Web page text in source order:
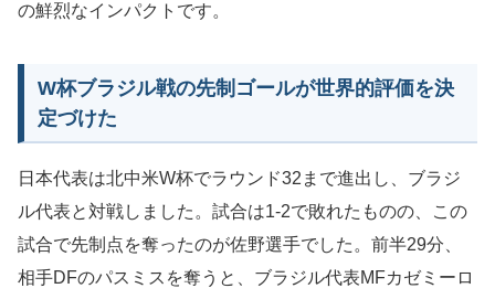
の鮮烈なインパクトです。
W杯ブラジル戦の先制ゴールが世界的評価を決
定づけた
日本代表は北中米W杯でラウンド32まで進出し、ブラジ
ル代表と対戦しました。試合は1-2で敗れたものの、この
試合で先制点を奪ったのが佐野選手でした。前半29分、
相手DFのパスミスを奪うと、ブラジル代表MFカゼミーロ